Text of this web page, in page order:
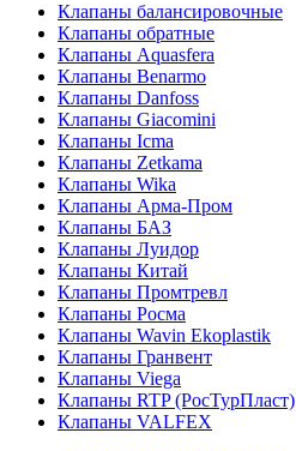
Клапаны балансировочные
Клапаны обратные
Клапаны Aquasfera
Клапаны Benarmo
Клапаны Danfoss
Клапаны Giacomini
Клапаны Icma
Клапаны Zetkama
Клапаны Wika
Клапаны Арма-Пром
Клапаны БАЗ
Клапаны Луидор
Клапаны Китай
Клапаны Промтревл
Клапаны Росма
Клапаны Wavin Ekoplastik
Клапаны Гранвент
Клапаны Viega
Клапаны RTP (РосТурПласт)
Клапаны VALFEX